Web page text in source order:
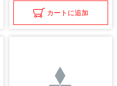
カートに追加